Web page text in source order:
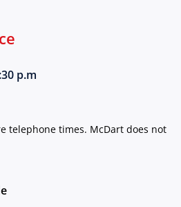
p.m
telephone times. McDart does not